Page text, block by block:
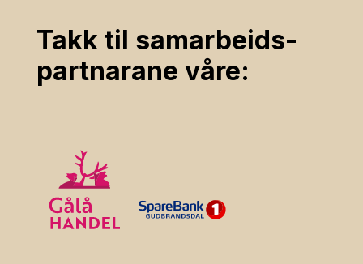
Takk til samarbeids­
partnarane våre: